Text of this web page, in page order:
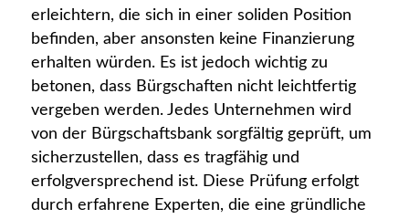
erleichtern, die sich in einer soliden Position
befinden, aber ansonsten keine Finanzierung
erhalten würden. Es ist jedoch wichtig zu
betonen, dass Bürgschaften nicht leichtfertig
vergeben werden. Jedes Unternehmen wird
von der Bürgschaftsbank sorgfältig geprüft, um
sicherzustellen, dass es tragfähig und
erfolgversprechend ist. Diese Prüfung erfolgt
durch erfahrene Experten, die eine gründliche